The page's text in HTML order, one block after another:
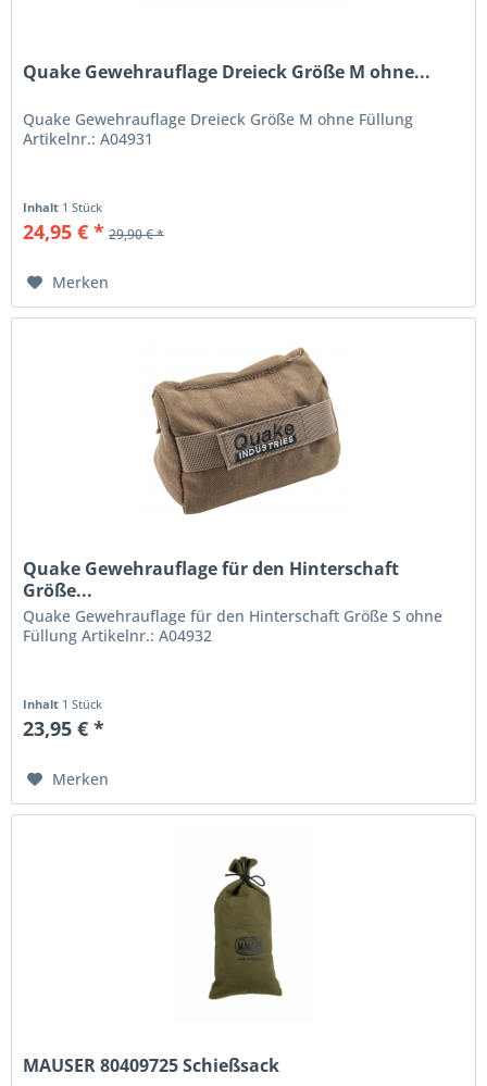
Quake Gewehrauflage Dreieck Größe M ohne...
Quake Gewehrauflage Dreieck Größe M ohne Füllung
Artikelnr.: A04931
Inhalt 1 Stück
24,95 € * 29,90 € *
Merken
Quake Gewehrauflage für den Hinterschaft
Größe...
Quake Gewehrauflage für den Hinterschaft Größe S ohne
Füllung Artikelnr.: A04932
Inhalt 1 Stück
23,95 € *
Merken
MAUSER 80409725 Schießsack